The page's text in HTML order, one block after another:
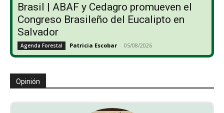
Brasil | ABAF y Cedagro promueven el
Congreso Brasileño del Eucalipto en
Salvador
Agenda Forestal Patricia Escobar - 05/08/2026
Opinión